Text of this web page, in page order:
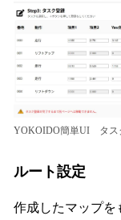
YOKOIDO簡単UI タス
ルート設定
作成したマップを